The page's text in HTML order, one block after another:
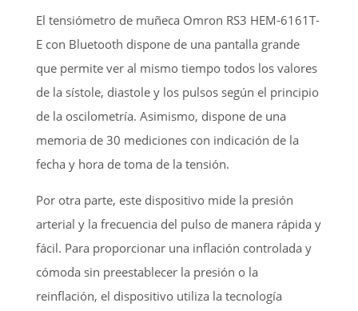
El tensiómetro de muñeca Omron RS3 HEM-6161T-
E con Bluetooth dispone de una pantalla grande
que permite ver al mismo tiempo todos los valores
de la sístole, diastole y los pulsos según el principio
de la oscilometría. Asimismo, dispone de una
memoria de 30 mediciones con indicación de la
fecha y hora de toma de la tensión.
Por otra parte, este dispositivo mide la presión
arterial y la frecuencia del pulso de manera rápida y
fácil. Para proporcionar una inflación controlada y
cómoda sin preestablecer la presión o la
reinflación, el dispositivo utiliza la tecnología